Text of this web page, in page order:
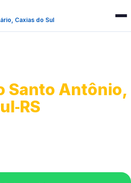
Caxias do Sul
Santo Antônio,